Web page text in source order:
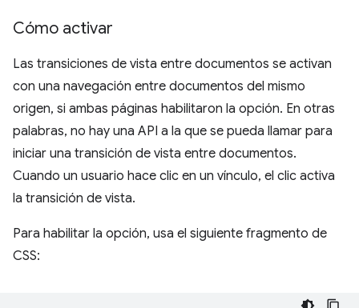
Cómo activar
Las transiciones de vista entre documentos se activan
con una navegación entre documentos del mismo
origen, si ambas páginas habilitaron la opción. En otras
palabras, no hay una API a la que se pueda llamar para
iniciar una transición de vista entre documentos.
Cuando un usuario hace clic en un vínculo, el clic activa
la transición de vista.
Para habilitar la opción, usa el siguiente fragmento de
CSS: